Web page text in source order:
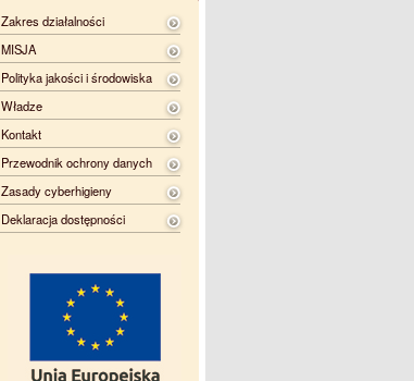
Zakres działalności
MISJA
Polityka jakości i środowiska
Władze
Kontakt
Przewodnik ochrony danych
Zasady cyberhigieny
Deklaracja dostępności